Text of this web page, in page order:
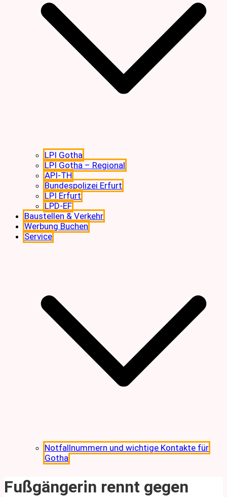
LPI Gotha
LPI Gotha – Regional
API-TH
Bundespolizei Erfurt
LPI Erfurt
LPD-EF
Baustellen & Verkehr
Werbung Buchen
Service
Notfallnummern und wichtige Kontakte für
Gotha
Fußgängerin rennt gegen